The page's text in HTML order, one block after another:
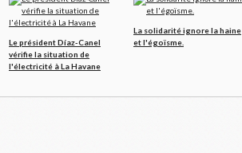
Le président Díaz-Canel
vérifie la situation de
l'électricité à La Havane
La solidarité ignore la haine
et l'égoïsme.